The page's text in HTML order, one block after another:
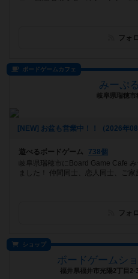
フォ
ボードゲームカフェ
みーぷ
岐阜県瑞穂
[NEW] お盆も営業中！！（2026年
遊べるボードゲーム
738個
岐阜県瑞穂市にBoard Game Cafe
ました！ 仲間同士、恋人同士、ご
フォ
ショップ
ボードゲームシ
福井県福井市光陽2丁目